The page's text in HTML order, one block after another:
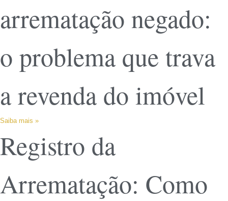
arrematação negado:
o problema que trava
a revenda do imóvel
Saiba mais »
Registro da
Arrematação: Como